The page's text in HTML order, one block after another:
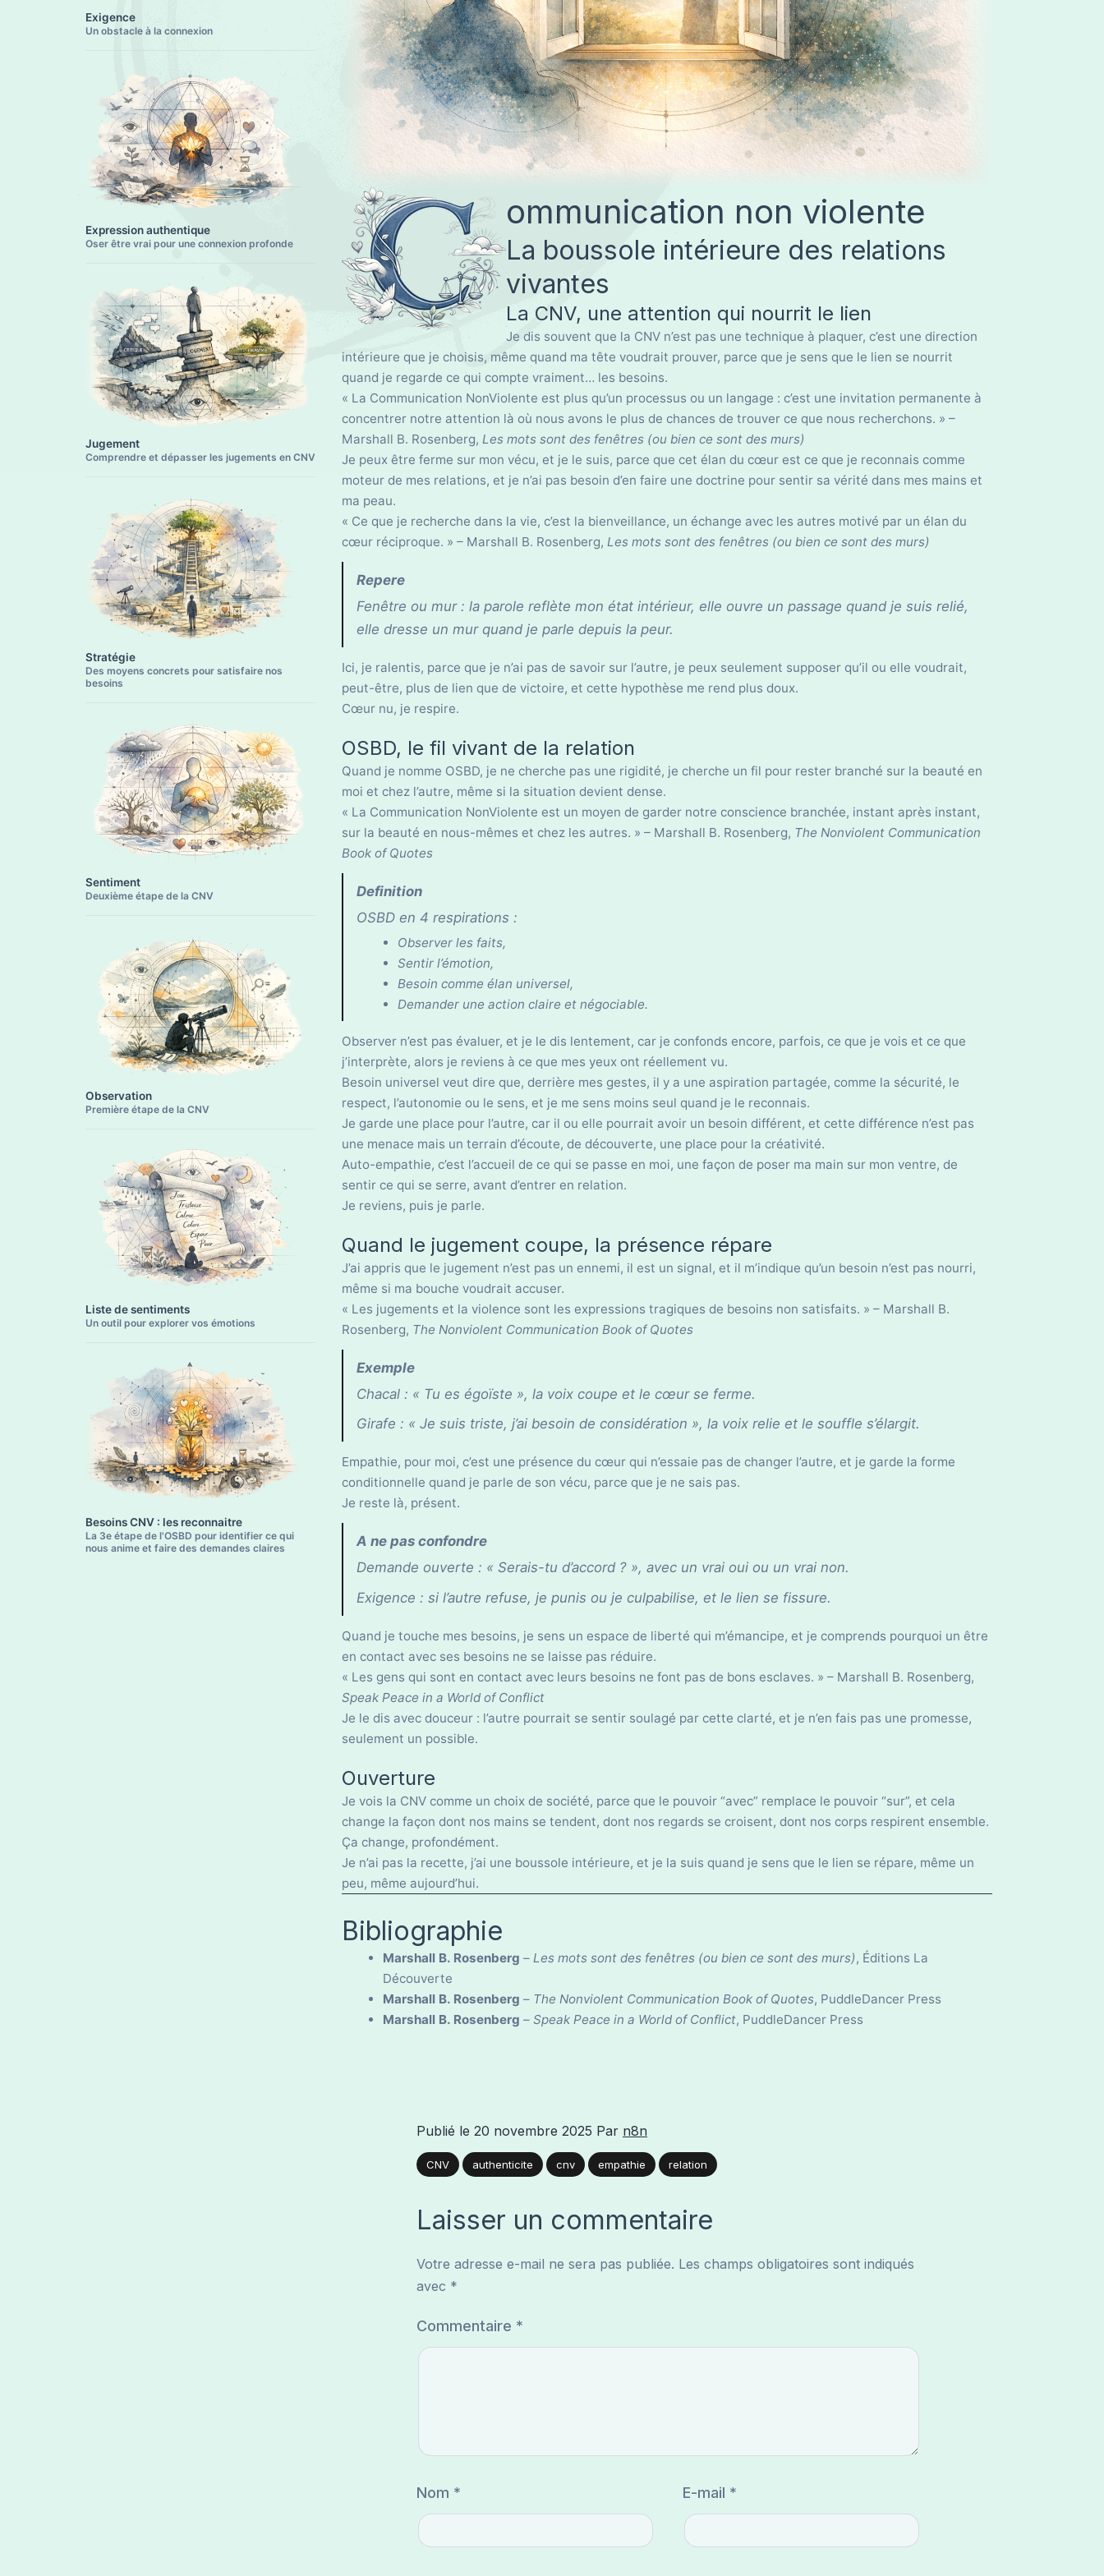
C
ommunication non violente
La boussole intérieure des relations
vivantes
La CNV, une attention qui nourrit le lien
Je dis souvent que la CNV n’est pas une technique à plaquer, c’est une direction
intérieure que je choisis, même quand ma tête voudrait prouver, parce que je sens que le lien se nourrit
quand je regarde ce qui compte vraiment… les besoins.
« La Communication NonViolente est plus qu’un processus ou un langage : c’est une invitation permanente à
concentrer notre attention là où nous avons le plus de chances de trouver ce que nous recherchons. » –
Marshall B. Rosenberg, Les mots sont des fenêtres (ou bien ce sont des murs)
Je peux être ferme sur mon vécu, et je le suis, parce que cet élan du cœur est ce que je reconnais comme
moteur de mes relations, et je n’ai pas besoin d’en faire une doctrine pour sentir sa vérité dans mes mains et
ma peau.
« Ce que je recherche dans la vie, c’est la bienveillance, un échange avec les autres motivé par un élan du
cœur réciproque. » – Marshall B. Rosenberg, Les mots sont des fenêtres (ou bien ce sont des murs)
Repere
Fenêtre ou mur : la parole reflète mon état intérieur, elle ouvre un passage quand je suis relié,
elle dresse un mur quand je parle depuis la peur.
Ici, je ralentis, parce que je n’ai pas de savoir sur l’autre, je peux seulement supposer qu’il ou elle voudrait,
peut-être, plus de lien que de victoire, et cette hypothèse me rend plus doux.
Cœur nu, je respire.
OSBD, le fil vivant de la relation
Quand je nomme OSBD, je ne cherche pas une rigidité, je cherche un fil pour rester branché sur la beauté en
moi et chez l’autre, même si la situation devient dense.
« La Communication NonViolente est un moyen de garder notre conscience branchée, instant après instant,
sur la beauté en nous-mêmes et chez les autres. » – Marshall B. Rosenberg, The Nonviolent Communication
Book of Quotes
Definition
OSBD en 4 respirations :
Observer les faits,
Sentir l’émotion,
Besoin comme élan universel,
Demander une action claire et négociable.
Observer n’est pas évaluer, et je le dis lentement, car je confonds encore, parfois, ce que je vois et ce que
j’interprète, alors je reviens à ce que mes yeux ont réellement vu.
Besoin universel veut dire que, derrière mes gestes, il y a une aspiration partagée, comme la sécurité, le
respect, l’autonomie ou le sens, et je me sens moins seul quand je le reconnais.
Je garde une place pour l’autre, car il ou elle pourrait avoir un besoin différent, et cette différence n’est pas
une menace mais un terrain d’écoute, de découverte, une place pour la créativité.
Auto-empathie, c’est l’accueil de ce qui se passe en moi, une façon de poser ma main sur mon ventre, de
sentir ce qui se serre, avant d’entrer en relation.
Je reviens, puis je parle.
Quand le jugement coupe, la présence répare
J’ai appris que le jugement n’est pas un ennemi, il est un signal, et il m’indique qu’un besoin n’est pas nourri,
même si ma bouche voudrait accuser.
« Les jugements et la violence sont les expressions tragiques de besoins non satisfaits. » – Marshall B.
Rosenberg, The Nonviolent Communication Book of Quotes
Exemple
Chacal : « Tu es égoïste », la voix coupe et le cœur se ferme.
Girafe : « Je suis triste, j’ai besoin de considération », la voix relie et le souffle s’élargit.
Empathie, pour moi, c’est une présence du cœur qui n’essaie pas de changer l’autre, et je garde la forme
conditionnelle quand je parle de son vécu, parce que je ne sais pas.
Je reste là, présent.
A ne pas confondre
Demande ouverte : « Serais-tu d’accord ? », avec un vrai oui ou un vrai non.
Exigence : si l’autre refuse, je punis ou je culpabilise, et le lien se fissure.
Quand je touche mes besoins, je sens un espace de liberté qui m’émancipe, et je comprends pourquoi un être
en contact avec ses besoins ne se laisse pas réduire.
« Les gens qui sont en contact avec leurs besoins ne font pas de bons esclaves. » – Marshall B. Rosenberg,
Speak Peace in a World of Conflict
Je le dis avec douceur : l’autre pourrait se sentir soulagé par cette clarté, et je n’en fais pas une promesse,
seulement un possible.
Ouverture
Je vois la CNV comme un choix de société, parce que le pouvoir “avec” remplace le pouvoir “sur”, et cela
change la façon dont nos mains se tendent, dont nos regards se croisent, dont nos corps respirent ensemble.
Ça change, profondément.
Je n’ai pas la recette, j’ai une boussole intérieure, et je la suis quand je sens que le lien se répare, même un
peu, même aujourd’hui.
Bibliographie
Marshall B. Rosenberg – Les mots sont des fenêtres (ou bien ce sont des murs), Éditions La
Découverte
Marshall B. Rosenberg – The Nonviolent Communication Book of Quotes, PuddleDancer Press
Marshall B. Rosenberg – Speak Peace in a World of Conflict, PuddleDancer Press
Publié le 20 novembre 2025 Par n8n
CNV authenticite cnv empathie relation
Laisser un commentaire
Votre adresse e-mail ne sera pas publiée. Les champs obligatoires sont indiqués
avec *
Commentaire *
Nom * E-mail *
Exigence
Un obstacle à la connexion
Expression authentique
Oser être vrai pour une connexion profonde
Jugement
Comprendre et dépasser les jugements en CNV
Stratégie
Des moyens concrets pour satisfaire nos
besoins
Sentiment
Deuxième étape de la CNV
Observation
Première étape de la CNV
Liste de sentiments
Un outil pour explorer vos émotions
Besoins CNV : les reconnaitre
La 3e étape de l'OSBD pour identifier ce qui
nous anime et faire des demandes claires